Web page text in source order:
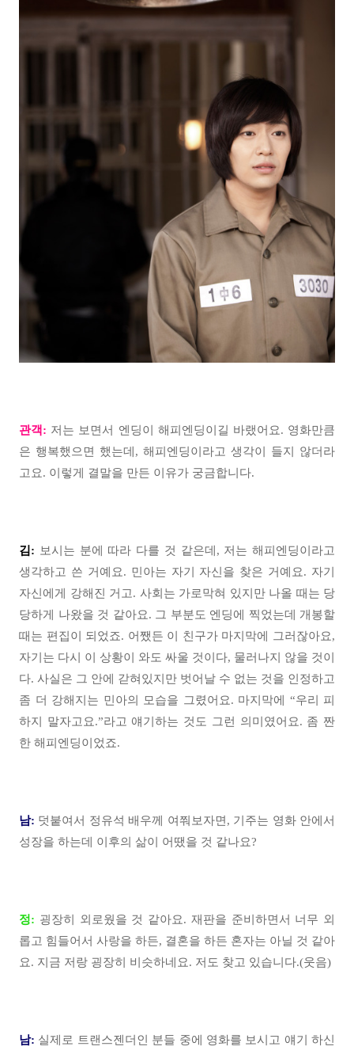
관객: 저는 보면서 엔딩이 해피엔딩이길 바랬어요. 영화만큼
은 행복했으면 했는데, 해피엔딩이라고 생각이 들지 않더라
고요. 이렇게 결말을 만든 이유가 궁금합니다.
김: 보시는 분에 따라 다를 것 같은데, 저는 해피엔딩이라고
생각하고 쓴 거예요. 민아는 자기 자신을 찾은 거예요. 자기
자신에게 강해진 거고. 사회는 가로막혀 있지만 나올 때는 당
당하게 나왔을 것 같아요. 그 부분도 엔딩에 찍었는데 개봉할
때는 편집이 되었죠. 어쨌든 이 친구가 마지막에 그러잖아요,
자기는 다시 이 상황이 와도 싸울 것이다, 물러나지 않을 것이
다. 사실은 그 안에 갇혀있지만 벗어날 수 없는 것을 인정하고
좀 더 강해지는 민아의 모습을 그렸어요. 마지막에 “우리 피
하지 말자고요.”라고 얘기하는 것도 그런 의미였어요. 좀 짠
한 해피엔딩이었죠.
남: 덧붙여서 정유석 배우께 여쭤보자면, 기주는 영화 안에서
성장을 하는데 이후의 삶이 어땠을 것 같나요?
정: 굉장히 외로웠을 것 같아요. 재판을 준비하면서 너무 외
롭고 힘들어서 사랑을 하든, 결혼을 하든 혼자는 아닐 것 같아
요. 지금 저랑 굉장히 비슷하네요. 저도 찾고 있습니다.(웃음)
남: 실제로 트랜스젠더인 분들 중에 영화를 보시고 얘기 하신